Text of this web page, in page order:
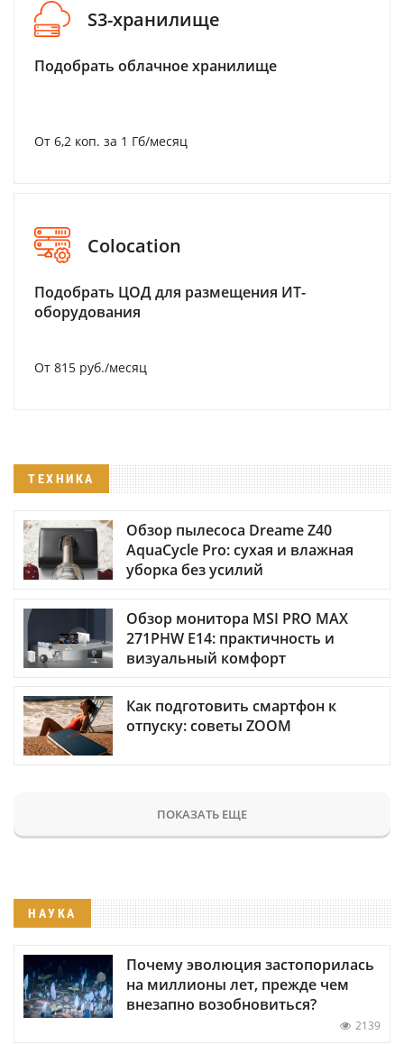
S3-хранилище
Подобрать облачное хранилище
От 6,2 коп. за 1 Гб/месяц
Colocation
Подобрать ЦОД для размещения ИТ-
оборудования
От 815 руб./месяц
ТЕХНИКА
Обзор пылесоса Dreame Z40
AquaCycle Pro: сухая и влажная
уборка без усилий
Обзор монитора MSI PRO MAX
271PHW E14: практичность и
визуальный комфорт
Как подготовить смартфон к
отпуску: советы ZOOM
ПОКАЗАТЬ ЕЩЕ
НАУКА
Почему эволюция застопорилась
на миллионы лет, прежде чем
внезапно возобновиться?
2139